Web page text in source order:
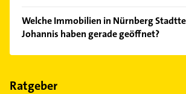
Kundenmeinungen und profitieren Sie
Empfehlungen. Die Suchergebnisse
einfach nachBewertungensortiert
Welche Immobilien in Nürnberg
Johannis haben gerade geöffnet?
Im Anbieter-Bereich finden Sie alle
Feiertagen abweichen können.
Ratgeber